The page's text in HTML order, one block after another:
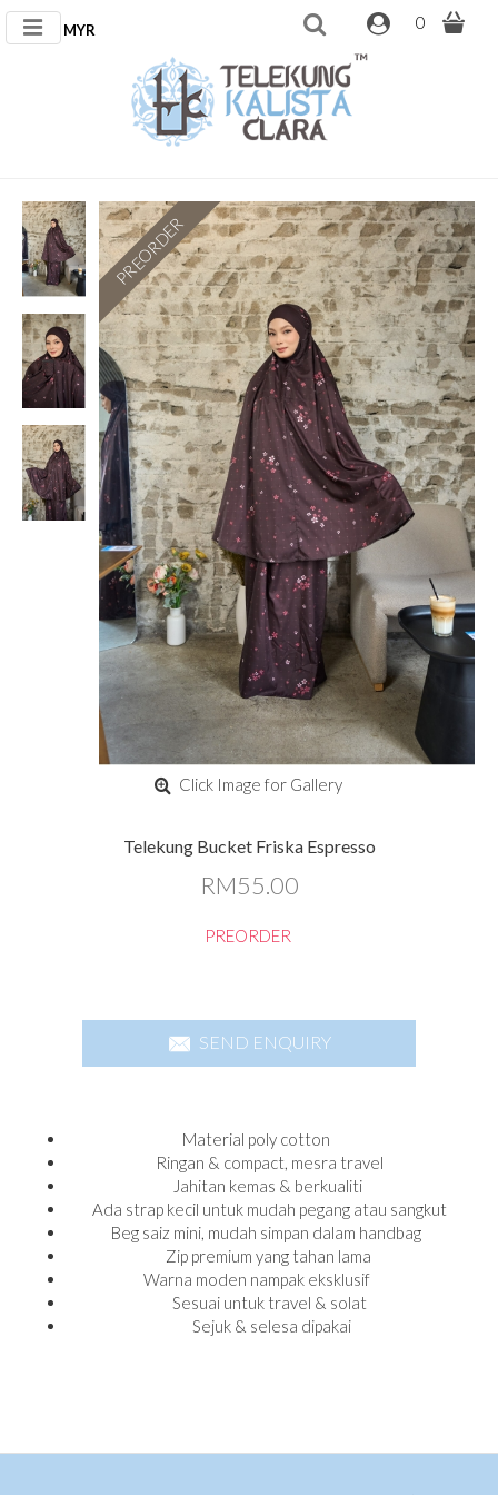
MYR 0
PREORDER
Click Image for Gallery
Telekung Bucket Friska Espresso
RM55.00
PREORDER
SEND ENQUIRY
Material poly cotton
Ringan & compact, mesra travel
Jahitan kemas & berkualiti
Ada strap kecil untuk mudah pegang atau sangkut
Beg saiz mini, mudah simpan dalam handbag
Zip premium yang tahan lama
Warna moden nampak eksklusif
Sesuai untuk travel & solat
Sejuk & selesa dipakai